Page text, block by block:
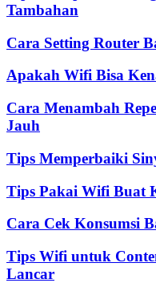
Tambahan
Cara Setting Router
Apakah Wifi Bisa
Cara Menambah
Jauh
Tips Memperbaiki
Tips Pakai Wifi Buat
Cara Cek Konsumsi
Tips Wifi untuk
Lancar